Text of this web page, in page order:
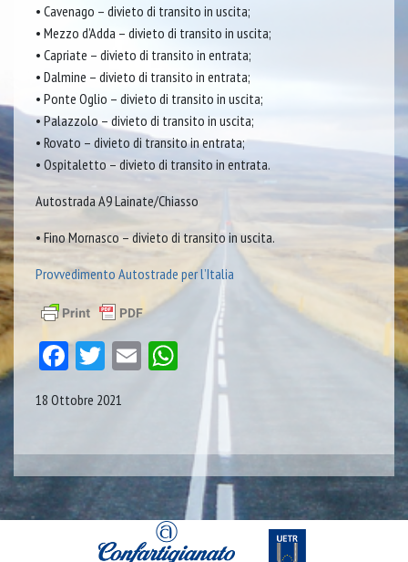
• Cavenago – divieto di transito in uscita;
• Mezzo d’Adda – divieto di transito in uscita;
• Capriate – divieto di transito in entrata;
• Dalmine – divieto di transito in entrata;
• Ponte Oglio – divieto di transito in uscita;
• Palazzolo – divieto di transito in uscita;
• Rovato – divieto di transito in entrata;
• Ospitaletto – divieto di transito in entrata.
Autostrada A9 Lainate/Chiasso
• Fino Mornasco – divieto di transito in uscita.
Provvedimento Autostrade per l’Italia
Facebook
Twitter
Email WhatsApp
18 Ottobre 2021